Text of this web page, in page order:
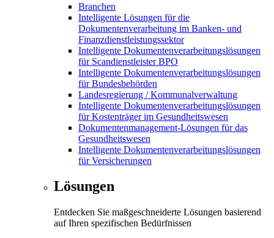
Branchen
Intelligente Lösungen für die
Dokumentenverarbeitung im Banken- und
Finanzdienstleistungssektor
Intelligente Dokumentenverarbeitungslösungen
für Scandienstleister BPO
Intelligente Dokumentenverarbeitungslösungen
für Bundesbehörden
Landesregierung / Kommunalverwaltung
Intelligente Dokumentenverarbeitungslösungen
für Kostenträger im Gesundheitswesen
Dokumentenmanagement-Lösungen für das
Gesundheitswesen
Intelligente Dokumentenverarbeitungslösungen
für Versicherungen
Lösungen
Entdecken Sie maßgeschneiderte Lösungen basierend
auf Ihren spezifischen Bedürfnissen